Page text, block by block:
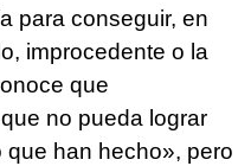
para conseguir, en
improcedente o la
que
no pueda lograr
han hecho», pero